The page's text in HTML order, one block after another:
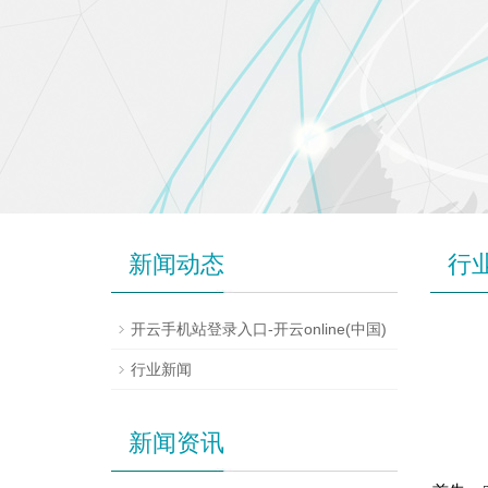
行
新闻动态
开云手机站登录入口-开云online(中国)
行业新闻
新闻资讯